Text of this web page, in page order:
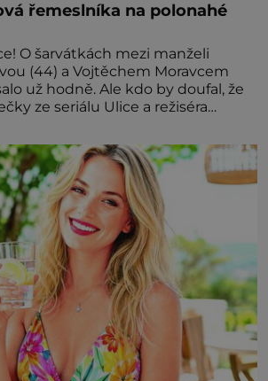
řemeslníka na polonahé
O šarvátkách mezi manželi
(44) a Vojtěchem Moravcem
už hodně. Ale kdo by doufal, že
ze seriálu Ulice a režiséra